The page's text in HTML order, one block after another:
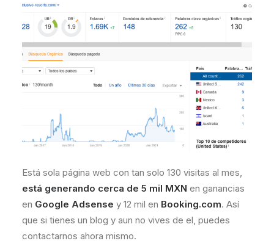
Está sola página web con tan solo 130 visitas al mes,
está generando cerca de 5 mil MXN en ganancias
en Google Adsense y 12 mil en Booking.com. Así
que si tienes un blog y aun no vives de el, puedes
contactarnos ahora mismo.